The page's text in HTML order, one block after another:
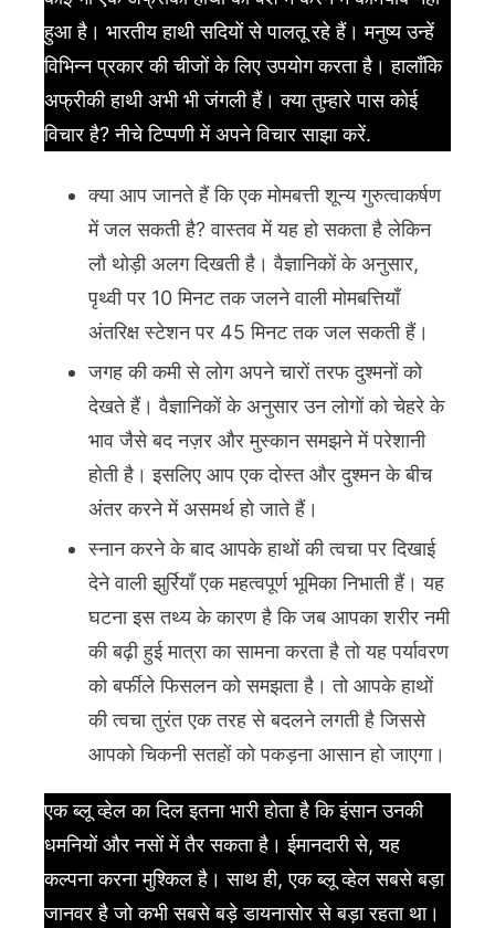
हुआ है। भारतीय हाथी सदियों से पालतू रहे हैं। मनुष्य उन्हें
विभिन्न प्रकार की चीजों के लिए उपयोग करता है। हालाँकि
अफ्रीकी हाथी अभी भी जंगली हैं। क्या तुम्हारे पास कोई
विचार है? नीचे टिप्पणी में अपने विचार साझा करें.
क्या आप जानते हैं कि एक मोमबत्ती शून्य गुरुत्वाकर्षण
में जल सकती है? वास्तव में यह हो सकता है लेकिन
लौ थोड़ी अलग दिखती है। वैज्ञानिकों के अनुसार,
पृथ्वी पर 10 मिनट तक जलने वाली मोमबत्तियाँ
अंतरिक्ष स्टेशन पर 45 मिनट तक जल सकती हैं।
जगह की कमी से लोग अपने चारों तरफ दुश्मनों को
देखते हैं। वैज्ञानिकों के अनुसार उन लोगों को चेहरे के
भाव जैसे बद नज़र और मुस्कान समझने में परेशानी
होती है। इसलिए आप एक दोस्त और दुश्मन के बीच
अंतर करने में असमर्थ हो जाते हैं।
स्नान करने के बाद आपके हाथों की त्वचा पर दिखाई
देने वाली झुर्रियाँ एक महत्वपूर्ण भूमिका निभाती हैं। यह
घटना इस तथ्य के कारण है कि जब आपका शरीर नमी
की बढ़ी हुई मात्रा का सामना करता है तो यह पर्यावरण
को बर्फीले फिसलन को समझता है। तो आपके हाथों
की त्वचा तुरंत एक तरह से बदलने लगती है जिससे
आपको चिकनी सतहों को पकड़ना आसान हो जाएगा।
एक ब्लू व्हेल का दिल इतना भारी होता है कि इंसान उनकी
धमनियों और नसों में तैर सकता है। ईमानदारी से, यह
कल्पना करना मुश्किल है। साथ ही, एक ब्लू व्हेल सबसे बड़ा
जानवर है जो कभी सबसे बड़े डायनासोर से बड़ा रहता था।